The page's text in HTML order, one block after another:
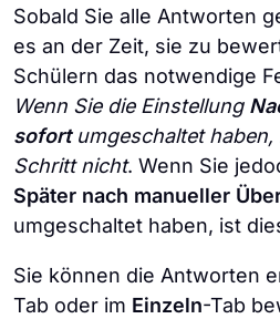
Sobald Sie alle Antworten
es an der Zeit, sie zu
Schülern das notwendige
Wenn Sie die Einstellung
sofort umgeschaltet
Schritt nicht. Wenn Sie
Später nach manueller
umgeschaltet haben, ist
Sie können die Antworten
Tab oder im Einzeln-Tab